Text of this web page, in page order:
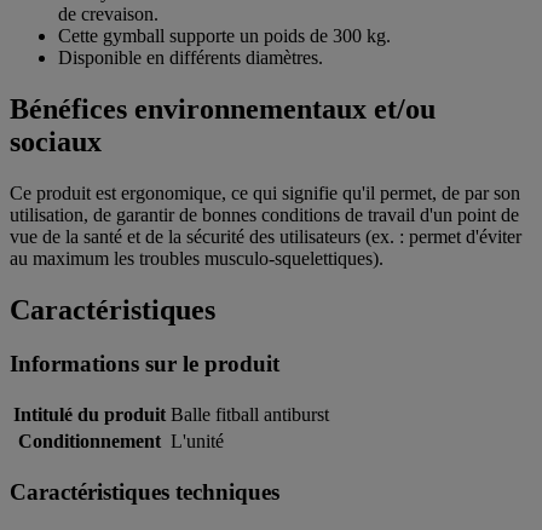
de crevaison.
Cette gymball supporte un poids de 300 kg.
Disponible en différents diamètres.
Bénéfices environnementaux et/ou
sociaux
Ce produit est ergonomique, ce qui signifie qu'il permet, de par son
utilisation, de garantir de bonnes conditions de travail d'un point de
vue de la santé et de la sécurité des utilisateurs (ex. : permet d'éviter
au maximum les troubles musculo-squelettiques).
Caractéristiques
Informations sur le produit
Intitulé du produit Balle fitball antiburst
Conditionnement L'unité
Caractéristiques techniques